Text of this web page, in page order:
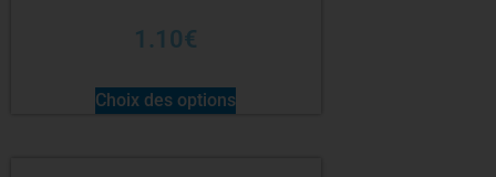
1.10€
Choix des options